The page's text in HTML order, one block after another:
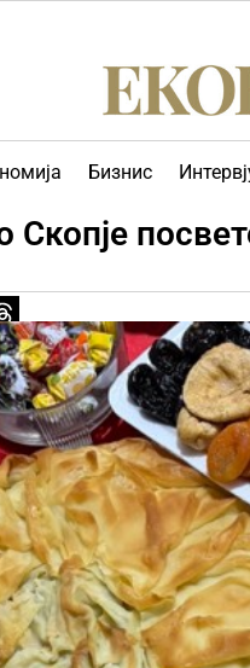
Бизнис
Скопје